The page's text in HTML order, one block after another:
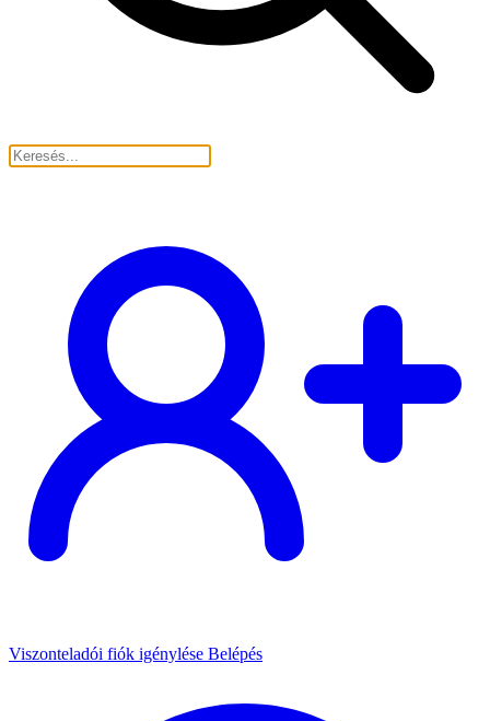
Viszonteladói fiók igénylése Belépés